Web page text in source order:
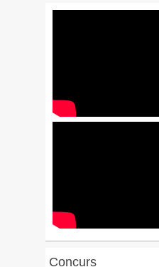
Concurs